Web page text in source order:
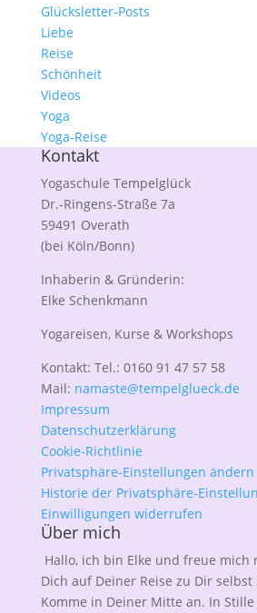
Glücksletter-Posts
Liebe
Reise
Schönheit
Videos
Yoga
Yoga-Reise
Kontakt
Yogaschule Tempelglück
Dr.-Ringens-Straße 7a
59491 Overath
(bei Köln/Bonn)
Inhaberin & Gründerin:
Elke Schenkmann
Yogareisen, Kurse & Workshops
Kontakt: Tel.: 0160 91 47 57 58
Mail: namaste@tempelglueck.de
Impressum
Datenschutzerklärung
Cookie-Richtlinie
Privatsphäre-Einstellungen ändern
Historie der Privatsphäre-
Einwilligungen widerrufen
Über mich
Hallo, ich bin Elke und freue mich
Dich auf Deiner Reise zu Dir
Komme in Deiner Mitte an. In